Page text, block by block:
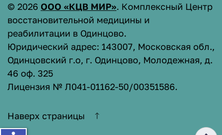
© 2026 ООО «КЦВ МИР». Комплексный Центр
восстановительной медицины и
реабилитации в Одинцово.
Юридический адрес: 143007, Московская обл.,
Одинцовский г.о, г. Одинцово, Молодежная, д.
46 оф. 325
Лицензия № Л041-01162-50/00351586.
Наверх страницы